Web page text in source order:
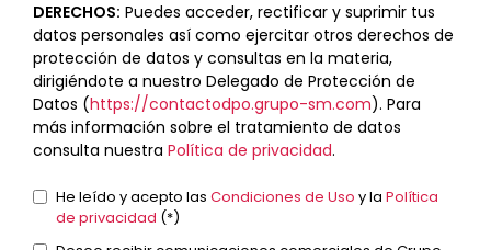
DERECHOS: Puedes acceder, rectificar y suprimir tus
datos personales así como ejercitar otros derechos de
protección de datos y consultas en la materia,
dirigiéndote a nuestro Delegado de Protección de
Datos (https://contactodpo.grupo-sm.com). Para
más información sobre el tratamiento de datos
consulta nuestra Política de privacidad.
Términos
He leído y acepto las Condiciones de Uso y la Política
de privacidad (*)